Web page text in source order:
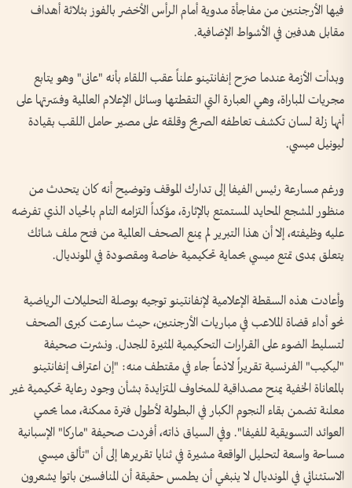
فيها الأرجنتين من مفاجأة مدوية أمام الرأس الأخضر بالفوز بثلاثة أهداف
مقابل هدفين في الأشواط الإضافية.
وبدأت الأزمة عندما صرّح إنفانتينو علناً عقب اللقاء بأنه "عانى" وهو يتابع
مجريات المباراة، وهي العبارة التي التقطتها وسائل الإعلام العالمية وفسّرتها على
أنها زلة لسان تكشف تعاطفه الصريح وقلقه على مصير حامل اللقب بقيادة
ليونيل ميسي.
ورغم مسارعة رئيس الفيفا إلى تدارك الموقف وتوضيح أنه كان يتحدث من
منظور المشجع المحايد المستمتع بالإثارة، مؤكداً التزامه التام بالحياد الذي تفرضه
عليه وظيفته، إلا أن هذا التبرير لم يمنع الصحف العالمية من فتح ملف شائك
يتعلق بمدى تمتع ميسي بحماية تحكيمية خاصة ومقصودة في المونديال.
وأعادت هذه السقطة الإعلامية لإنفانتينو توجيه بوصلة التحليلات الرياضية
نحو أداء قضاة الملاعب في مباريات الأرجنتين، حيث سارعت كبرى الصحف
لتسليط الضوء على القرارات التحكيمية المثيرة للجدل. ونشرت صحيفة
"ليكيب" الفرنسية تقريراً لاذعاً جاء في مقتطف منه: "إن اعتراف إنفانتينو
بالمعاناة الخفية يمنح مصداقية للمخاوف المتزايدة بشأن وجود رعاية تحكيمية غير
معلنة تضمن بقاء النجوم الكبار في البطولة لأطول فترة ممكنة، مما يحمي
العوائد التسويقية للفيفا". وفي السياق ذاته، أفردت صحيفة "ماركا" الإسبانية
مساحة واسعة لتحليل الواقعة مشيرة في ثنايا تقريرها إلى أن "تألق ميسي
الاستثنائي في المونديال لا ينبغي أن يطمس حقيقة أن المنافسين باتوا يشعرون